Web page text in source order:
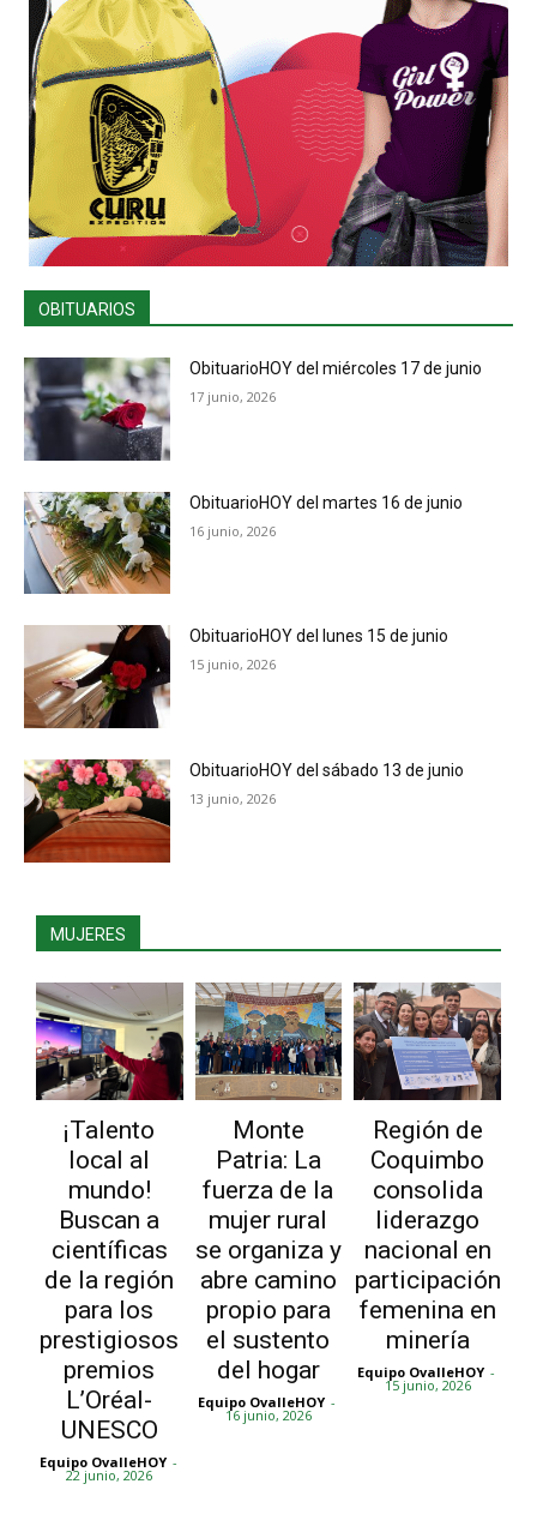
OBITUARIOS
ObituarioHOY del miércoles 17 de junio
17 junio, 2026
ObituarioHOY del martes 16 de junio
16 junio, 2026
ObituarioHOY del lunes 15 de junio
15 junio, 2026
ObituarioHOY del sábado 13 de junio
13 junio, 2026
MUJERES
¡Talento
local al
mundo!
Buscan a
científicas
de la región
para los
prestigiosos
premios
L’Oréal-
UNESCO
Equipo OvalleHOY -
22 junio, 2026
Monte
Patria: La
fuerza de la
mujer rural
se organiza y
abre camino
propio para
el sustento
del hogar
Equipo OvalleHOY -
16 junio, 2026
Región de
Coquimbo
consolida
liderazgo
nacional en
participación
femenina en
minería
Equipo OvalleHOY -
15 junio, 2026